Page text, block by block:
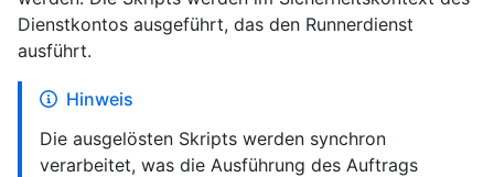
Dienstkontos ausgeführt, das den Runnerdienst
ausführt.
Hinweis
Die ausgelösten Skripts werden synchron
verarbeitet, was die Ausführung des Auftrags